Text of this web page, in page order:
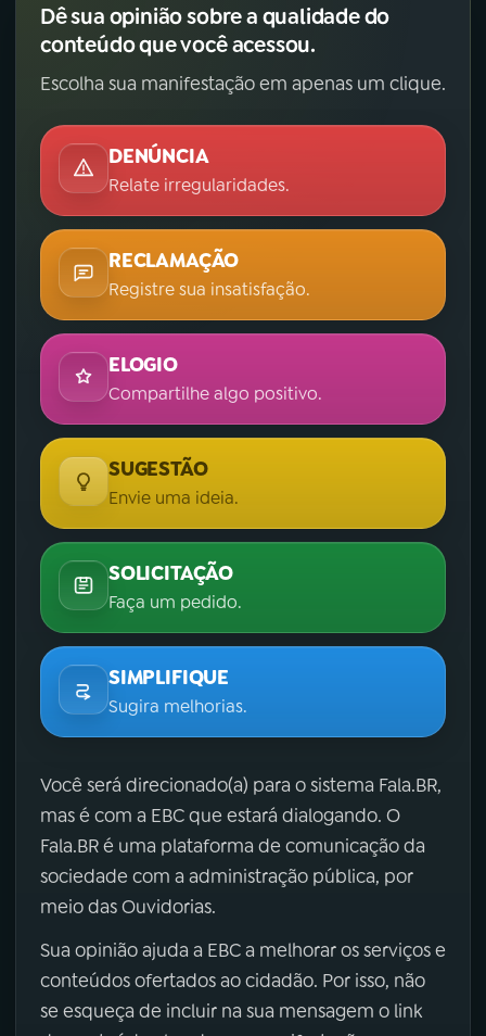
Dê sua opinião sobre a qualidade do
conteúdo que você acessou.
Escolha sua manifestação em apenas um clique.
DENÚNCIA
Relate irregularidades.
RECLAMAÇÃO
Registre sua insatisfação.
ELOGIO
Compartilhe algo positivo.
SUGESTÃO
Envie uma ideia.
SOLICITAÇÃO
Faça um pedido.
SIMPLIFIQUE
Sugira melhorias.
Você será direcionado(a) para o sistema Fala.BR,
mas é com a EBC que estará dialogando. O
Fala.BR é uma plataforma de comunicação da
sociedade com a administração pública, por
meio das Ouvidorias.
Sua opinião ajuda a EBC a melhorar os serviços e
conteúdos ofertados ao cidadão. Por isso, não
se esqueça de incluir na sua mensagem o link